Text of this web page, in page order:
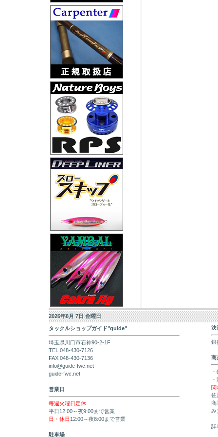
2026年8月 7日 金曜日
タックルショップガイド"guide"
埼玉県川口市石神90-2-1F
TEL 048-430-7126
FAX 048-430-7136
info@guide-fwc.net
guide-fwc.net
営業日
毎週火曜日定休
平日12:00～夜9:00まで営業
日・休日 12:00～夜8:00まで営業
駐車場
決
銀
商
関
佐
商
み
詳